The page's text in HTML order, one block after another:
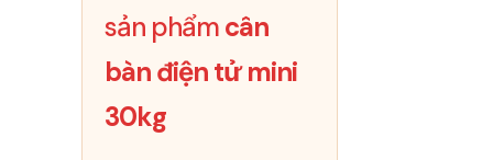
sản phẩmcân
bàn điện tử mini
30kg